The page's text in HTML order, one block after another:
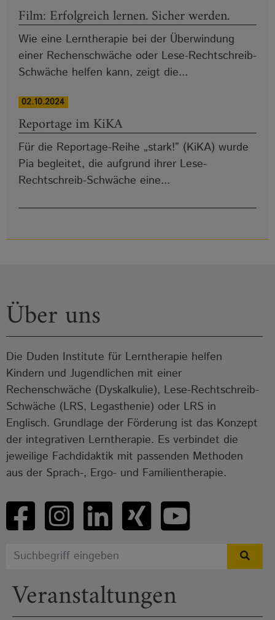
Film: Erfolgreich lernen. Sicher werden.
Wie eine Lerntherapie bei der Überwindung
einer Rechenschwäche oder Lese-Rechtschreib-
Schwäche helfen kann, zeigt die...
02.10.2024
Reportage im KiKA
Für die Reportage-Reihe „stark!” (KiKA) wurde
Pia begleitet, die aufgrund ihrer Lese-
Rechtschreib-Schwäche eine...
Über uns
Die Duden Institute für Lerntherapie helfen
Kindern und Jugendlichen mit einer
Rechenschwäche (Dyskalkulie), Lese-Rechtschreib-
Schwäche (LRS, Legasthenie) oder LRS in
Englisch. Grundlage der Förderung ist das Konzept
der integrativen Lerntherapie. Es verbindet die
jeweilige Fachdidaktik mit passenden Methoden
aus der Sprach-, Ergo- und Familientherapie.
Veranstaltungen